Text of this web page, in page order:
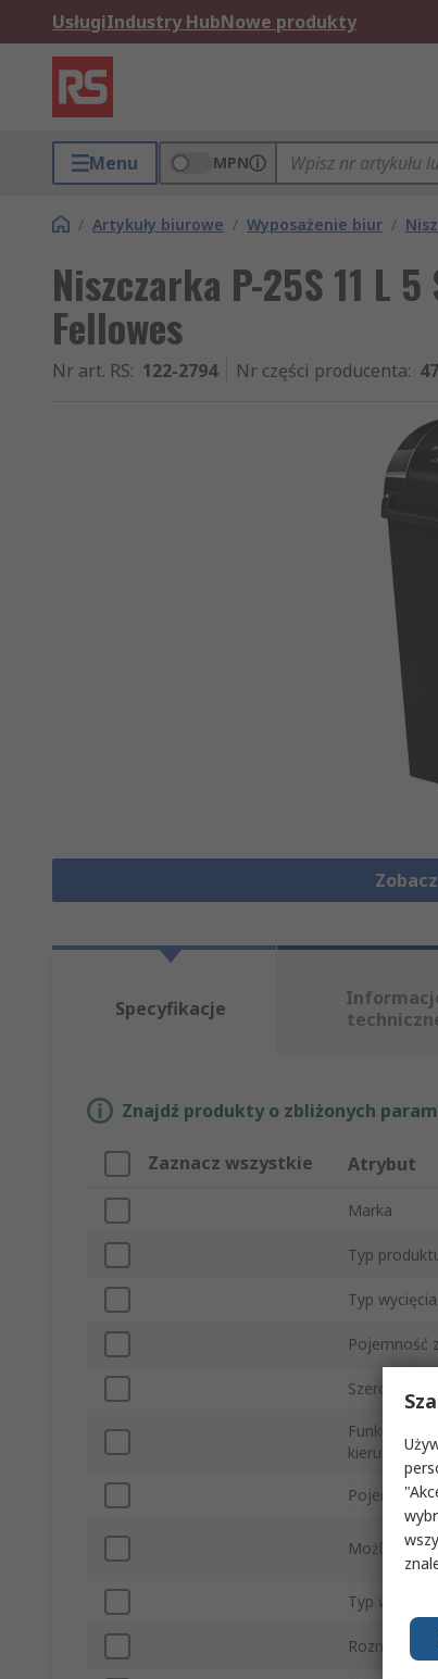
UsługiIndustry HubNowe produkty
Menu MPN
/ Artykuły biurowe / Wyposażenie biur /
Niszczarka P-25S 11 L
Fellowes
Nr art. RS: 122-2794 Nr części producenta:
Specyfikacje
Znajdź produkty o zbliżonych
Zaznacz wszystkie Atrybut
Marka
Typ
Typ wycięcia
Pojemność
Szerokość
Funkcja
kierunku
Pojemność
Możliwość
Typ wtyczki
Rozmiar